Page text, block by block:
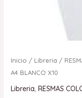
Inicio / Libreria /
A4 BLANCO X10
Libreria, RESMAS